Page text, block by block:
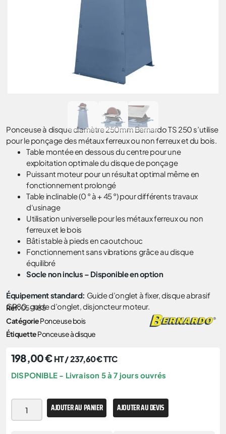
Ponceuse à disque diamètre 250mm Bernardo TS 250 s’utilise
pour le ponçage des métaux ferreux ou non ferreux et du bois.
Table montée en dessous du centre pour une
exploitation optimale du disque de ponçage
Puissant moteur pour un résultat optimal même en
fonctionnement prolongé
Table inclinable (0 ° à + 45 °) pour différents travaux
d‘usinage
Utilisation universelle pour les métaux ferreux ou non
ferreux et le bois
Bâti stable à pieds en caoutchouc
Fonctionnement sans vibrations grâce au disque
équilibré
Socle non inclus – Disponible en option
Équipement standard: Guide d’onglet à fixer, disque abrasif
GR80, guide d’onglet, disjoncteur moteur.
Réf.05-1185
CatégoriePonceuse bois
ÉtiquettePonceuse à disque
198,00€ HT /237,60€TTC
DISPONIBLE - Livraison 5 à 7 jours ouvrés
AJOUTER AU PANIER AJOUTER AU DEVIS